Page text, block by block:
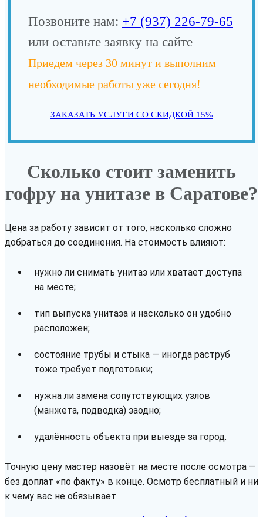
Позвоните нам: +7 (937) 226-79-65
или оставьте заявку на сайте
Приедем через 30 минут и выполним
необходимые работы уже сегодня!
ЗАКАЗАТЬ УСЛУГИ СО СКИДКОЙ 15%
Сколько стоит заменить
гофру на унитазе в Саратове?
Цена за работу зависит от того, насколько сложно
добраться до соединения. На стоимость влияют:
нужно ли снимать унитаз или хватает доступа
на месте;
тип выпуска унитаза и насколько он удобно
расположен;
состояние трубы и стыка — иногда раструб
тоже требует подготовки;
нужна ли замена сопутствующих узлов
(манжета, подводка) заодно;
удалённость объекта при выезде за город.
Точную цену мастер назовёт на месте после осмотра —
без доплат «по факту» в конце. Осмотр бесплатный и ни
к чему вас не обязывает.